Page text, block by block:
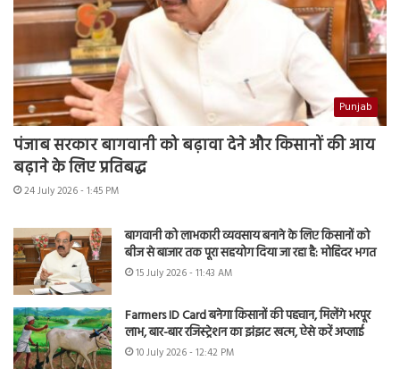
Punjab
पंजाब सरकार बागवानी को बढ़ावा देने और किसानों की आय
बढ़ाने के लिए प्रतिबद्ध
24 July 2026 - 1:45 PM
बागवानी को लाभकारी व्यवसाय बनाने के लिए किसानों को
बीज से बाजार तक पूरा सहयोग दिया जा रहा है: मोहिंदर भगत
15 July 2026 - 11:43 AM
Farmers ID Card बनेगा किसानों की पहचान, मिलेंगे भरपूर
लाभ, बार-बार रजिस्ट्रेशन का झंझट खत्म, ऐसे करें अप्लाई
10 July 2026 - 12:42 PM